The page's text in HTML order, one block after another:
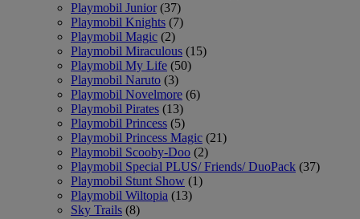
Playmobil Junior (37)
Playmobil Knights (7)
Playmobil Magic (2)
Playmobil Miraculous (15)
Playmobil My Life (50)
Playmobil Naruto (3)
Playmobil Novelmore (6)
Playmobil Pirates (13)
Playmobil Princess (5)
Playmobil Princess Magic (21)
Playmobil Scooby-Doo (2)
Playmobil Special PLUS/ Friends/ DuoPack (37)
Playmobil Stunt Show (1)
Playmobil Wiltopia (13)
Sky Trails (8)